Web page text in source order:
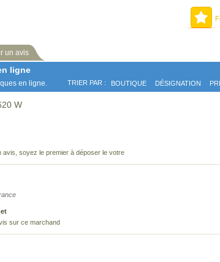
un avis
ligne
en ligne. TRIER PAR : BOUTIQUE DÉSIGNATION
W
avis, soyez le premier à déposer le votre
sur ce marchand